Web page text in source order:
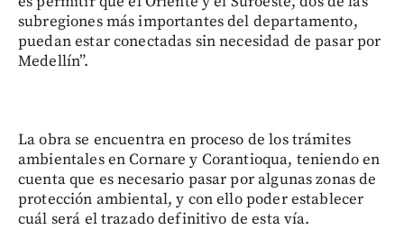
subregiones más importantes del departamento,
puedan estar conectadas sin necesidad de pasar por
Medellín”.
La obra se encuentra en proceso de los trámites
ambientales en Cornare y Corantioqua, teniendo en
cuenta que es necesario pasar por algunas zonas de
protección ambiental, y con ello poder establecer
cuál será el trazado definitivo de esta vía.